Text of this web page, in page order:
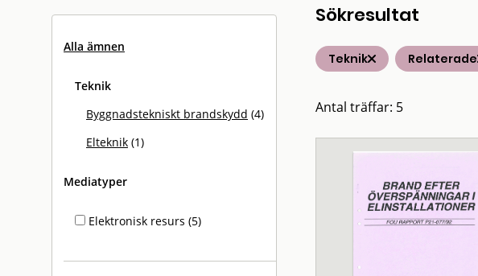
Alla ämnen
Teknik
Byggnadstekniskt brandskydd (4)
Elteknik (1)
Mediatyper
Elektronisk resurs (5)
Sökresultat
Teknik Relaterade
Antal träffar: 5